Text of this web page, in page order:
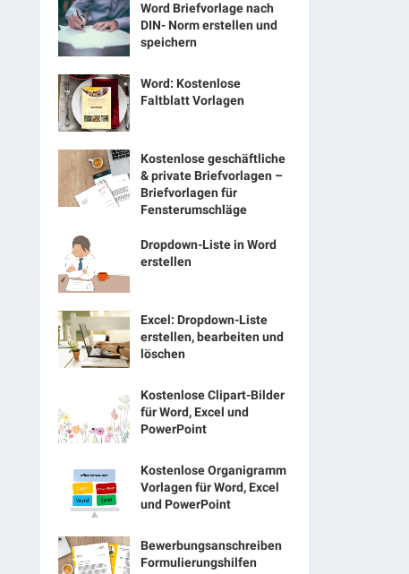
Word Briefvorlage nach
DIN- Norm erstellen und
speichern
Word: Kostenlose
Faltblatt Vorlagen
Kostenlose geschäftliche
& private Briefvorlagen –
Briefvorlagen für
Fensterumschläge
Dropdown-Liste in Word
erstellen
Excel: Dropdown-Liste
erstellen, bearbeiten und
löschen
Kostenlose Clipart-Bilder
für Word, Excel und
PowerPoint
Kostenlose Organigramm
Vorlagen für Word, Excel
und PowerPoint
Bewerbungsanschreiben
Formulierungshilfen